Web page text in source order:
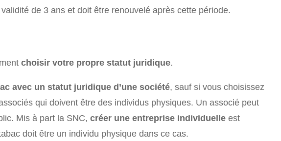
de 3 ans et doit être renouvelé après cette période.
choisir votre propre statut juridique.
avec un statut juridique d’une société, sauf si vous choisissez
qui doivent être des individus physiques. Un associé peut
Mis à part la SNC,créer une entreprise individuelle est
doit être un individu physique dans ce cas.